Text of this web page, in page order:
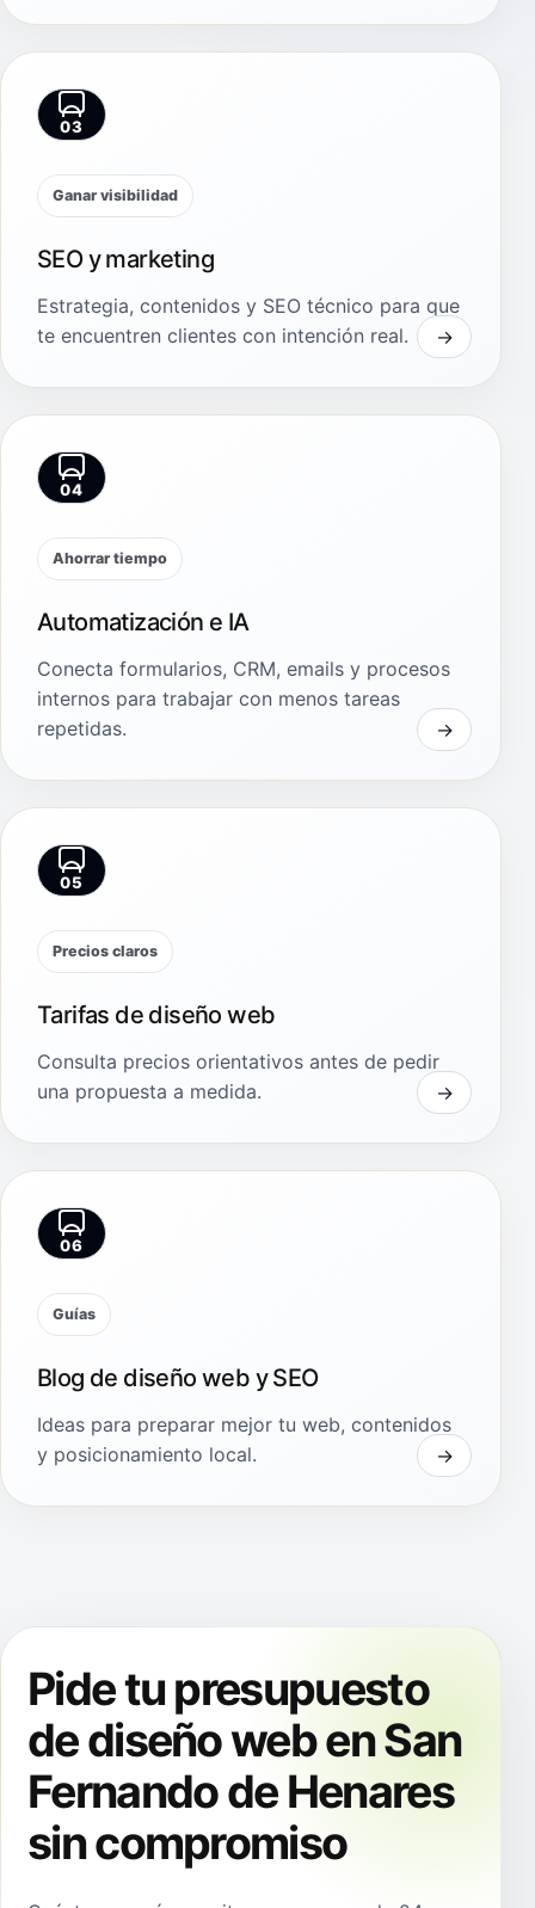
03
Ganar visibilidad
SEO y marketing
Estrategia, contenidos y SEO técnico para que
te encuentren clientes con intención real.
04
Ahorrar tiempo
Automatización e IA
Conecta formularios, CRM, emails y procesos
internos para trabajar con menos tareas
repetidas.
05
Precios claros
Tarifas de diseño web
Consulta precios orientativos antes de pedir
una propuesta a medida.
06
Guías
Blog de diseño web y SEO
Ideas para preparar mejor tu web, contenidos
y posicionamiento local.
Pide tu presupuesto
de diseño web en San
Fernando de Henares
sin compromiso